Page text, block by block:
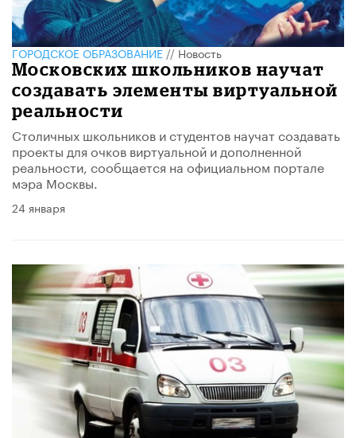
ГОРОДСКОЕ ОБРАЗОВАНИЕ//Новость
Московских школьников научат
создавать элементы виртуальной
реальности
Столичных школьников и студентов научат создавать
проекты для очков виртуальной и дополненной
реальности, сообщается на официальном портале
мэра Москвы.
24 января